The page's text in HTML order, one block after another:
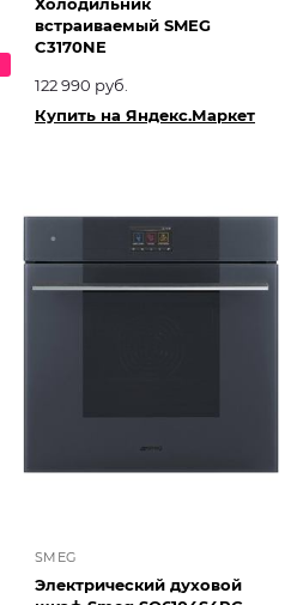
встраиваемый SMEG
C3170NE
122 990 руб.
Купить на Яндекс.Маркет
SMEG
Электрический духовой